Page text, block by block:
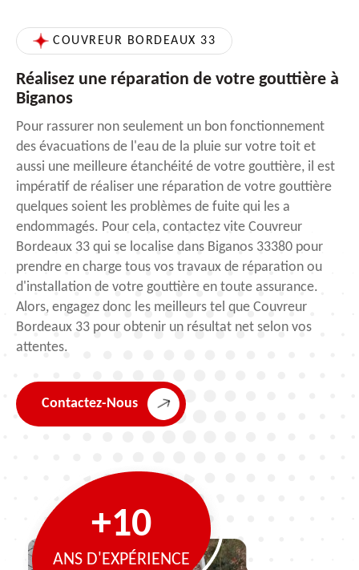
COUVREUR BORDEAUX 33
Réalisez une réparation de votre gouttière à
Biganos
Pour rassurer non seulement un bon fonctionnement
des évacuations de l'eau de la pluie sur votre toit et
aussi une meilleure étanchéité de votre gouttière, il est
impératif de réaliser une réparation de votre gouttière
quelques soient les problèmes de fuite qui les a
endommagés. Pour cela, contactez vite Couvreur
Bordeaux 33 qui se localise dans Biganos 33380 pour
prendre en charge tous vos travaux de réparation ou
d'installation de votre gouttière en toute assurance.
Alors, engagez donc les meilleurs tel que Couvreur
Bordeaux 33 pour obtenir un résultat net selon vos
attentes.
Contactez-Nous
+10
ANS D'EXPÉRIENCE